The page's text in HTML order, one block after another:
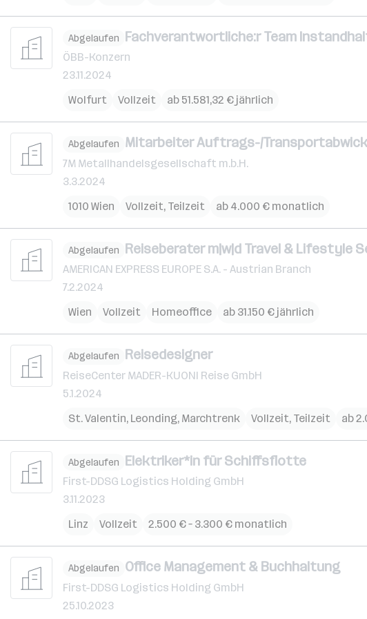
Abgelaufen Fachverantwortliche:r Team
ÖBB-Konzern
23.11.2024
Wolfurt
Vollzeit ab 51.581,32 € jährlich
Abgelaufen Mitarbeiter Auftrags-/
7M Metallhandelsgesellschaft m.b.H.
3.3.2024
1010 Wien
Vollzeit, Teilzeit ab 4.000 € monatlich
Abgelaufen Reiseberater m|w|d Travel & Lifestyle
AMERICAN EXPRESS EUROPE S.A. - Austrian Branch
7.2.2024
Wien
Vollzeit Homeoffice ab 31.150 € jährlich
Abgelaufen Reisedesigner
ReiseCenter MADER-KUONI Reise GmbH
5.1.2024
St. Valentin, Leonding, Marchtrenk Vollzeit, Teilzeit ab
Abgelaufen Elektriker*in für Schiffsflotte
First-DDSG Logistics Holding GmbH
3.11.2023
Linz
Vollzeit 2.500 € – 3.300 € monatlich
Abgelaufen Office Management & Buchhaltung
First-DDSG Logistics Holding GmbH
25.10.2023